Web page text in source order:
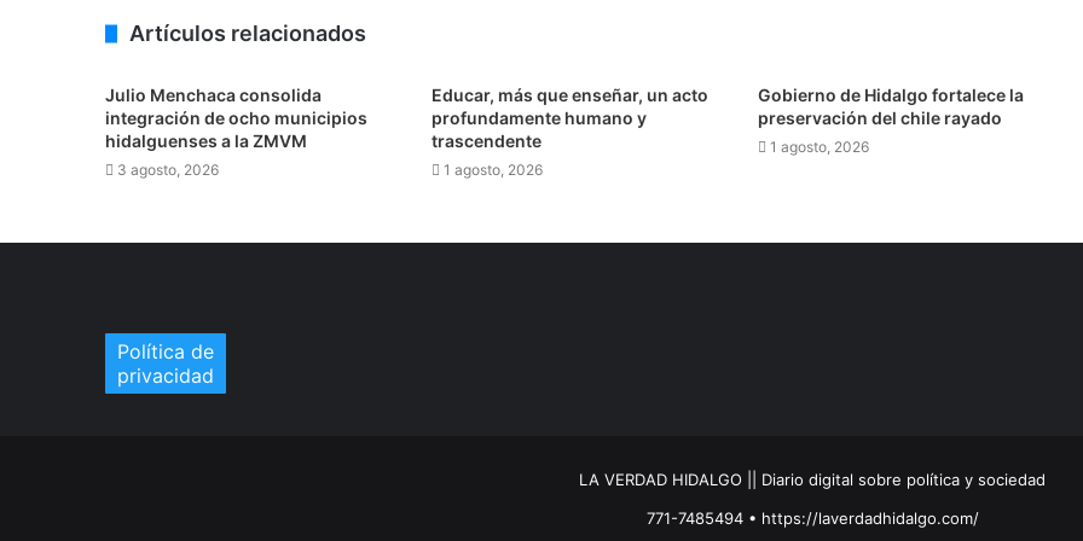
Julio Menchaca promueve el bienestar integral de los adultos mayores
6 agosto, 2026
Insulini & Los Espanta Suegras llevarán su música a la FILIJ Hidalgo
Artículos relacionados
Julio Menchaca consolida
integración de ocho municipios
hidalguenses a la ZMVM
3 agosto, 2026
Educar, más que enseñar, un acto
profundamente humano y
trascendente
1 agosto, 2026
Gobierno de Hidalgo fortalece la
preservación del chile rayado
1 agosto, 2026
Política de
privacidad
LA VERDAD HIDALGO || Diario digital sobre política y sociedad
771-7485494 • https://laverdadhidalgo.com/